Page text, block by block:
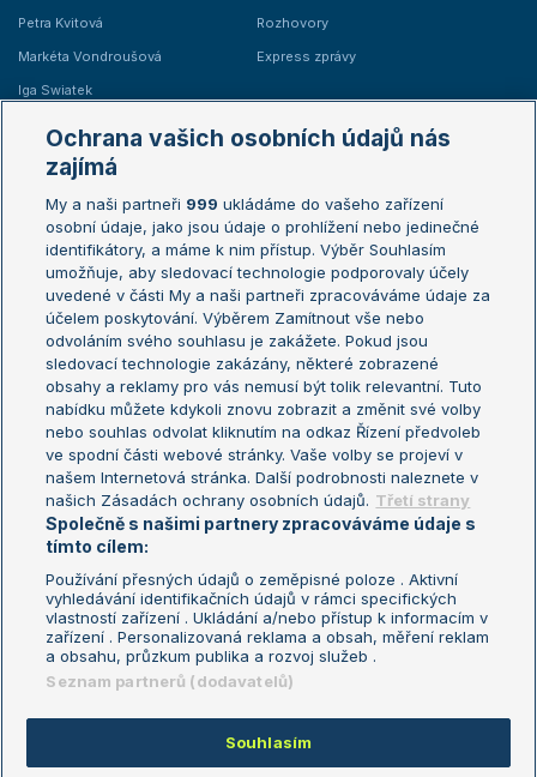
Petra Kvitová
Markéta Vondroušová
Iga Swiatek
Rozhovory
Express zprávy
Žebříčky
Žebříček ATP (muži)
Žebříček WTA (ženy)
Sázkařský žebříček
Australian Open
French Open
Wimbledon
US Open
Turnaj mistrů
Turnaj mistryň
Aktualní trendy
Fotbalové přestupy
Livesport Daily
LS Prague Open
Podmínky užití
Nastavení soukromí
GDPR a žurnalistika
Reklama
Kontakt
Informace o zpracování osobních
údajů
Copyright © 2008-2026 TenisPortal.cz. Využíváme zpravodajství ČTK.
Ochrana vašich osobních údajů nás
zajímá
My a naši partneři 999 ukládáme do vašeho zařízení
osobní údaje, jako jsou údaje o prohlížení nebo jedinečné
identifikátory, a máme k nim přístup. Výběr Souhlasím
umožňuje, aby sledovací technologie podporovaly účely
uvedené v části My a naši partneři zpracováváme údaje za
účelem poskytování. Výběrem Zamítnout vše nebo
odvoláním svého souhlasu je zakážete. Pokud jsou
sledovací technologie zakázány, některé zobrazené
obsahy a reklamy pro vás nemusí být tolik relevantní. Tuto
nabídku můžete kdykoli znovu zobrazit a změnit své volby
nebo souhlas odvolat kliknutím na odkaz Řízení předvoleb
ve spodní části webové stránky. Vaše volby se projeví v
našem Internetová stránka. Další podrobnosti naleznete v
našich Zásadách ochrany osobních údajů. Třetí strany
Společně s našimi partnery zpracováváme údaje s
tímto cílem:
Používání přesných údajů o zeměpisné poloze . Aktivní
vyhledávání identifikačních údajů v rámci specifických
vlastností zařízení . Ukládání a/nebo přístup k informacím v
zařízení . Personalizovaná reklama a obsah, měření reklam
a obsahu, průzkum publika a rozvoj služeb .
Seznam partnerů (dodavatelů)
Souhlasím